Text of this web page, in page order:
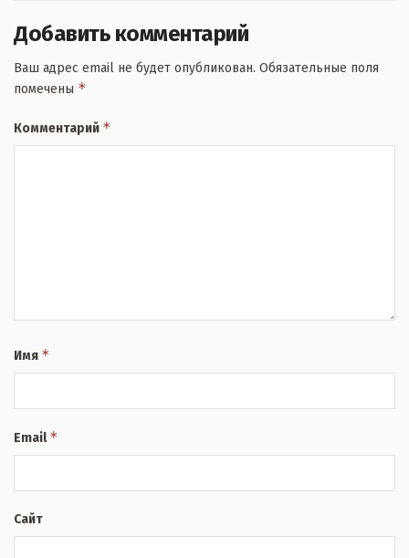
Добавить комментарий
Ваш адрес email не будет опубликован. Обязательные поля
помечены *
Комментарий *
Имя *
Email*
Сайт